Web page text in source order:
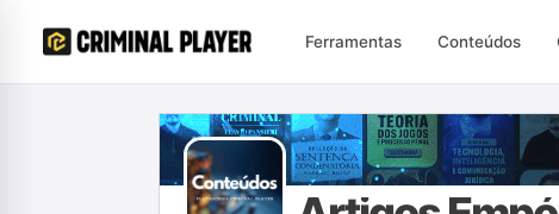
Ferramentas Conteúdos